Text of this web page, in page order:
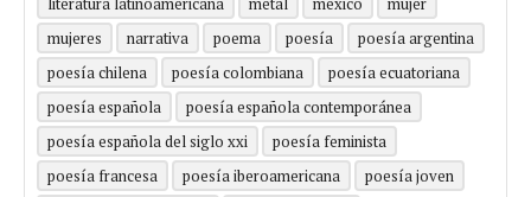
mujeres
narrativa poema poesía
poesía argentina
poesía chilena
poesía colombiana
poesía ecuatoriana
poesía española
poesía española contemporánea
poesía española del siglo xxi
poesía feminista
poesía francesa
poesía iberoamericana
poesía joven